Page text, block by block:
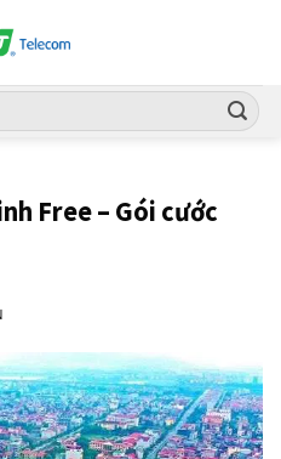
Free – Gói cước